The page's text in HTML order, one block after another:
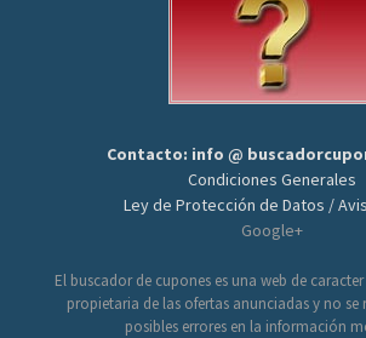
Contacto: info @
Condiciones Generales
Ley de Protección de Datos /
Google+
El buscador de cupones es una web de
propietaria de las ofertas anunciadas y no se
posibles errores en la información